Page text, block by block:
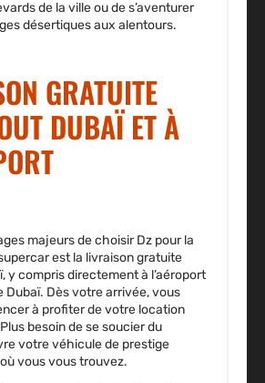
de la ville ou de s’aventurer
désertiques aux alentours.
GRATUITE
DUBAÏ ET À
majeurs de choisir Dz pour la
est la livraison gratuite
y compris directement à l’aéroport
Dubaï. Dès votre arrivée, vous
à profiter de votre location
besoin de se soucier du
votre véhicule de prestige
vous vous trouvez.